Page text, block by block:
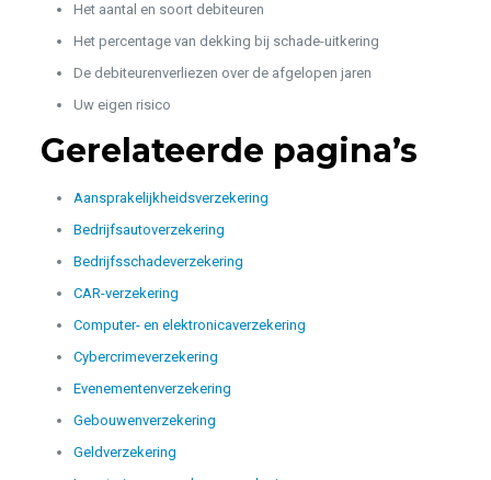
Het aantal en soort debiteuren
Het percentage van dekking bij schade-uitkering
De debiteurenverliezen over de afgelopen jaren
Uw eigen risico
Gerelateerde pagina’s
Aansprakelijkheidsverzekering
Bedrijfsautoverzekering
Bedrijfsschadeverzekering
CAR-verzekering
Computer- en elektronicaverzekering
Cybercrimeverzekering
Evenementenverzekering
Gebouwenverzekering
Geldverzekering